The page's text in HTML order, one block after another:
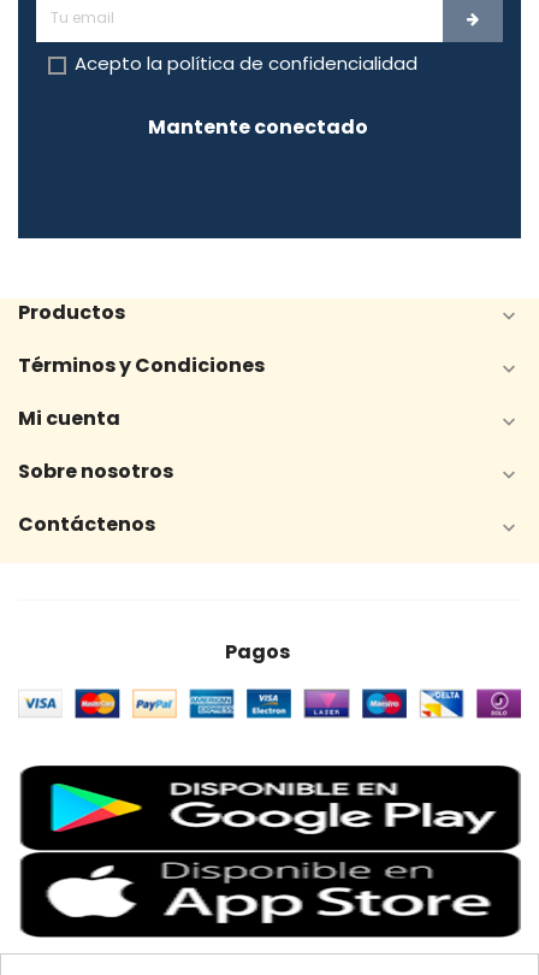
Acepto la política de confidencialidad
Mantente conectado
Productos 
Términos y Condiciones 
Mi cuenta 
Sobre nosotros 
Contáctenos 
Pagos